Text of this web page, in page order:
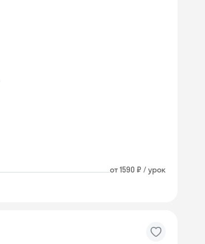
от 1590 ₽ / урок